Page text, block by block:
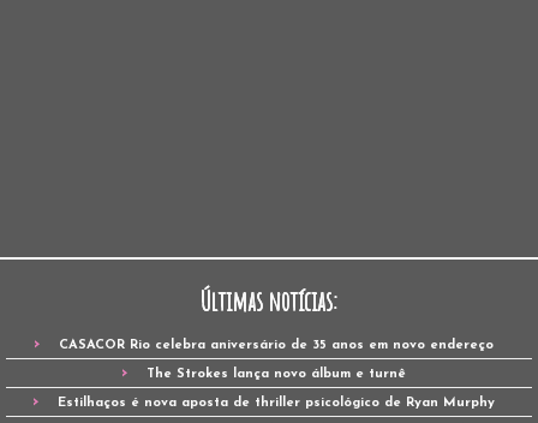
Últimas notícias:
CASACOR Rio celebra aniversário de 35 anos em novo endereço
The Strokes lança novo álbum e turnê
Estilhaços é nova aposta de thriller psicológico de Ryan Murphy